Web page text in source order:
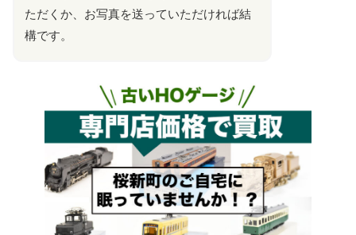
ただくか、お写真を送っていただければ結
構です。